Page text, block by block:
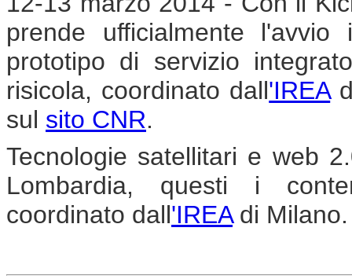
prende ufficialmente
prototipo di servizio
risicola, coordinato dall'IREA
sul sito CNR.
Tecnologie satellitari e web
Lombardia, questi i
coordinato dall'IREAdi Milano.